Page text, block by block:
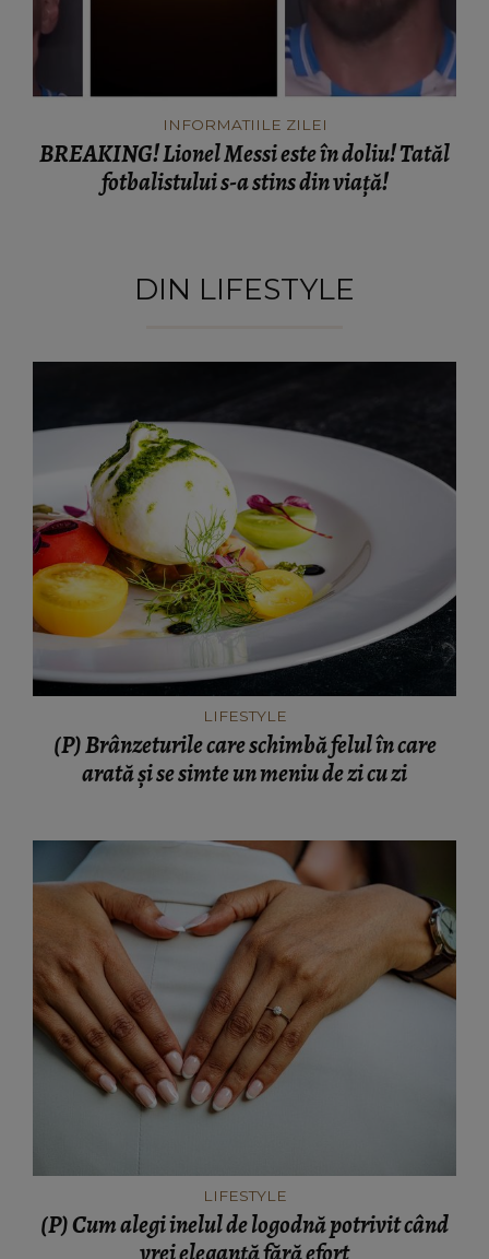
INFORMATIILE ZILEI
BREAKING! Lionel Messi este în doliu! Tatăl
fotbalistului s-a stins din viață!
DIN LIFESTYLE
LIFESTYLE
(P) Brânzeturile care schimbă felul în care
arată și se simte un meniu de zi cu zi
LIFESTYLE
(P) Cum alegi inelul de logodnă potrivit când